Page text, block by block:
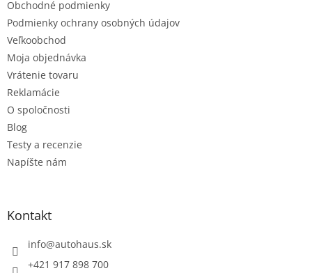
Obchodné podmienky
Podmienky ochrany osobných údajov
Veľkoobchod
Moja objednávka
Vrátenie tovaru
Reklamácie
O spoločnosti
Blog
Testy a recenzie
Napíšte nám
Kontakt
info@autohaus.sk
+421 917 898 700